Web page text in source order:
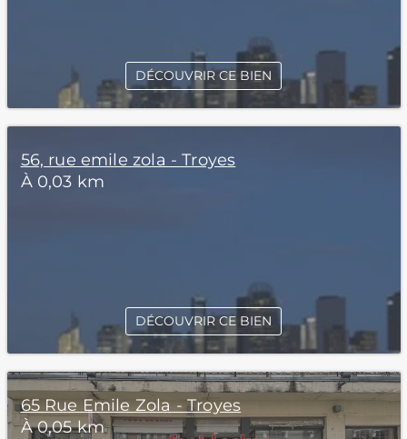
DÉCOUVRIR CE BIEN
56, rue emile zola - Troyes
À 0,03 km
DÉCOUVRIR CE BIEN
65 Rue Emile Zola - Troyes
À 0,05 km